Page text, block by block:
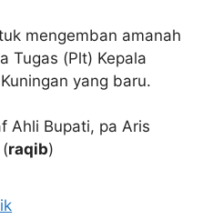
mengemban amanah
Tugas (Plt) Kepala
yang baru.
Ahli Bupati, pa Aris
(raqib)